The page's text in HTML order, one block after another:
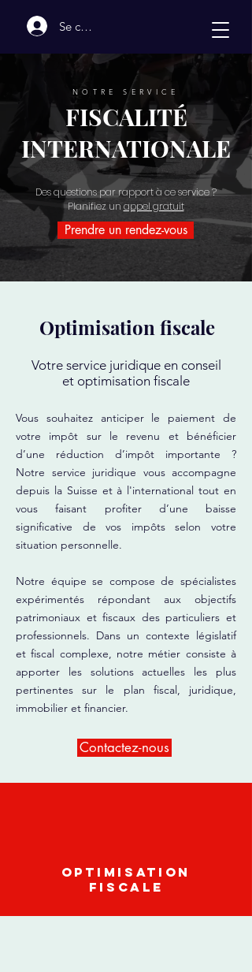
Se connecter
NOTRE SERVICE
FISCALITÉ
INTERNATIONALE
Des questions par rapport à ce service ?
Planifiez un appel gratuit
Prendre un rendez-vous
Optimisation fiscale
Votre service juridique en conseil
et optimisation fiscale
Vous souhaitez anticiper le paiement de
votre impôt sur le revenu et bénéficier
d’une réduction d’impôt importante ?
Notre service juridique vous accompagne
depuis la Suisse et à l'international tout en
vous faisant profiter d’une baisse
significative de vos impôts selon votre
situation personnelle.
Notre équipe se compose de spécialistes
expérimentés répondant aux objectifs
patrimoniaux et fiscaux des particuliers et
professionnels. Dans un contexte législatif
et fiscal complexe, notre métier consiste à
apporter les solutions actuelles les plus
pertinentes sur le plan fiscal, juridique,
immobilier et financier.
Contactez-nous
Optimisation
fiscale